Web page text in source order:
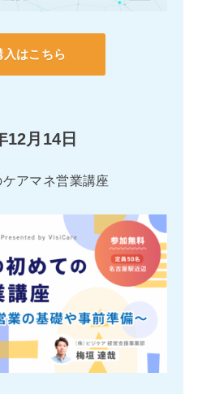
入はこちら
12月14日
アマネ営業講座